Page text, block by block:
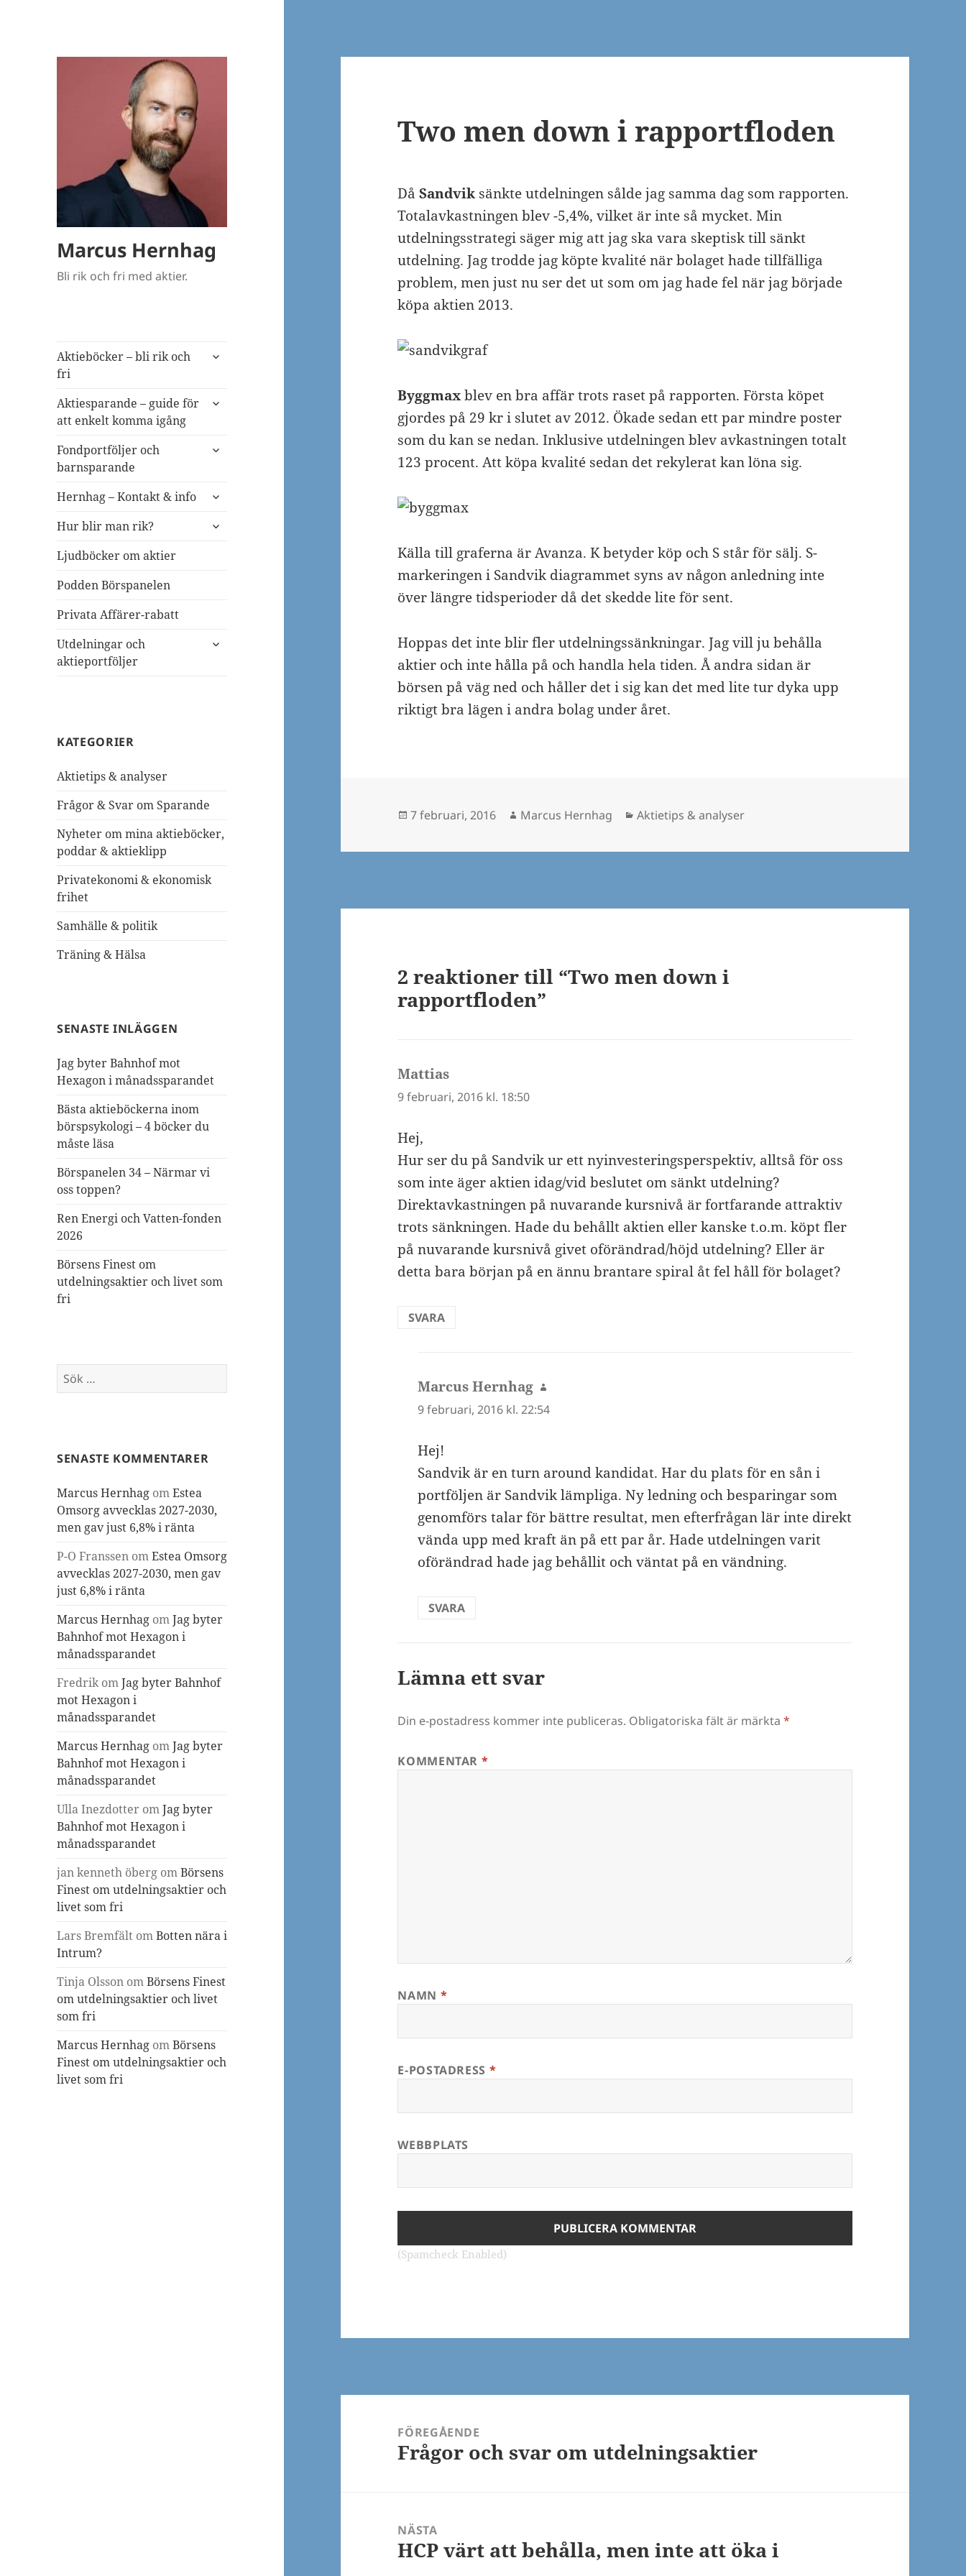
Marcus Hernhag
Bli rik och fri med aktier.
Aktieböcker – bli rik och
fri
expandera
Aktiesparande – guide för
att enkelt komma igång
expandera
Fondportföljer och
barnsparande
expandera
Hernhag – Kontakt & info
expandera
Hur blir man rik?
expandera
Ljudböcker om aktier
Podden Börspanelen
Privata Affärer-rabatt
Utdelningar och
aktieportföljer
expandera
KATEGORIER
Aktietips & analyser
Frågor & Svar om Sparande
Nyheter om mina aktieböcker,
poddar & aktieklipp
Privatekonomi & ekonomisk
frihet
Samhälle & politik
Träning & Hälsa
SENASTE INLÄGGEN
Jag byter Bahnhof mot
Hexagon i månadssparandet
Bästa aktieböckerna inom
börspsykologi – 4 böcker du
måste läsa
Börspanelen 34 – Närmar vi
oss toppen?
Ren Energi och Vatten-fonden
2026
Börsens Finest om
utdelningsaktier och livet som
fri
Sök
efter:
SENASTE KOMMENTARER
Marcus Hernhag omEstea
Omsorg avvecklas 2027-2030,
men gav just 6,8% i ränta
P-O Franssen omEstea Omsorg
avvecklas 2027-2030, men gav
just 6,8% i ränta
Marcus Hernhag omJag byter
Bahnhof mot Hexagon i
månadssparandet
FredrikomJag byter Bahnhof
mot Hexagon i
månadssparandet
Marcus Hernhag omJag byter
Bahnhof mot Hexagon i
månadssparandet
Ulla Inezdotter omJag byter
Bahnhof mot Hexagon i
månadssparandet
jan kenneth öberg omBörsens
Finest om utdelningsaktier och
livet som fri
Lars Bremfält omBotten nära i
Intrum?
Tinja Olsson omBörsens Finest
om utdelningsaktier och livet
som fri
Marcus Hernhag omBörsens
Finest om utdelningsaktier och
livet som fri
Two men down i rapportfloden
DåSandvik sänkte utdelningen sålde jag samma dag som rapporten.
Totalavkastningen blev -5,4%, vilket är inte så mycket. Min
utdelningsstrategi säger mig att jag ska vara skeptisk till sänkt
utdelning. Jag trodde jag köpte kvalité när bolaget hade tillfälliga
problem, men just nu ser det ut som om jag hade fel när jag började
köpa aktien 2013.
Byggmaxblev en bra affär trots raset på rapporten. Första köpet
gjordes på 29 kr i slutet av 2012. Ökade sedan ett par mindre poster
som du kan se nedan. Inklusive utdelningen blev avkastningen totalt
123 procent. Att köpa kvalité sedan det rekylerat kan löna sig.
Källa till graferna är Avanza. K betyder köp och S står för sälj. S-
markeringen i Sandvik diagrammet syns av någon anledning inte
över längre tidsperioder då det skedde lite för sent.
Hoppas det inte blir fler utdelningssänkningar. Jag vill ju behålla
aktier och inte hålla på och handla hela tiden. Å andra sidan är
börsen på väg ned och håller det i sig kan det med lite tur dyka upp
riktigt bra lägen i andra bolag under året.
Postat
7 februari, 2016 Författare
Marcus Hernhag Kategorier
Aktietips & analyser
2 reaktioner till “Two men down i
rapportfloden”
Mattias
9 februari, 2016 kl. 18:50
Hej,
Hur ser du på Sandvik ur ett nyinvesteringsperspektiv, alltså för oss
som inte äger aktien idag/vid beslutet om sänkt utdelning?
Direktavkastningen på nuvarande kursnivå är fortfarande attraktiv
trots sänkningen. Hade du behållt aktien eller kanske t.o.m. köpt fler
på nuvarande kursnivå givet oförändrad/höjd utdelning? Eller är
detta bara början på en ännu brantare spiral åt fel håll för bolaget?
SVARA
Marcus Hernhag skriver:
9 februari, 2016 kl. 22:54
Hej!
Sandvik är en turn around kandidat. Har du plats för en sån i
portföljen är Sandvik lämpliga. Ny ledning och besparingar som
genomförs talar för bättre resultat, men efterfrågan lär inte direkt
vända upp med kraft än på ett par år. Hade utdelningen varit
oförändrad hade jag behållit och väntat på en vändning.
SVARA
Lämna ett svar
Din e-postadress kommer inte publiceras. Obligatoriska fält är märkta*
KOMMENTAR *
NAMN *
E-POSTADRESS *
WEBBPLATS
(Spamcheck Enabled)
FÖREGÅENDE
Föregående
Frågor och svar om utdelningsaktier
NÄSTA
Nästa
HCP värt att behålla, men inte att öka i